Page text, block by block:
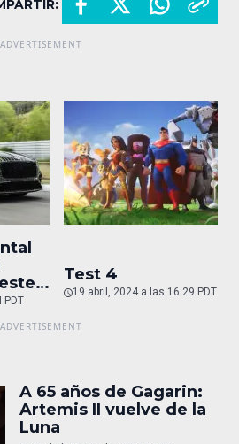
PDT
Test 4
19 abril, 2024 a las 16:29 PDT
A 65 años de Gagarin:
Artemis II vuelve de la
Luna